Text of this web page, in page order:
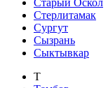
Старый Оскол
Стерлитамак
Сургут
Сызрань
Сыктывкар
Т